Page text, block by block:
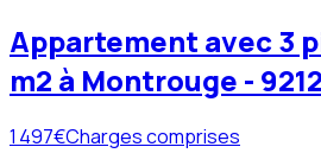
Appartement avec 3
m2 à Montrouge -
1 497€Charges comprises